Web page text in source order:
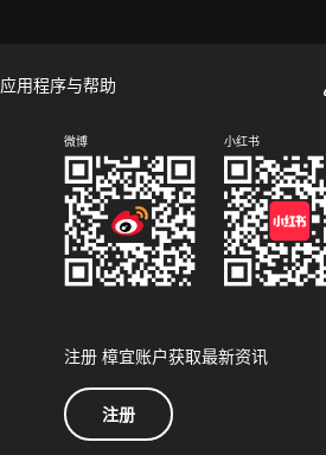
应用程序与帮助
微博 小红书
注册 樟宜账户获取最新资讯
注册